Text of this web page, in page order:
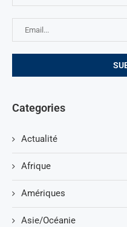
Categories
Actualité
Afrique
Amériques
Asie/Océanie